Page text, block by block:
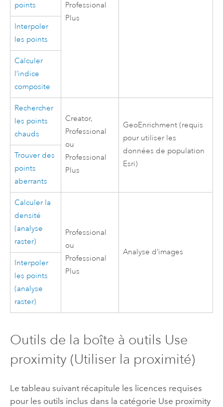
Professional
Plus
points
Interpoler
les points
Calculer
l’indice
composite
Rechercher
les points
chauds
Creator,
Professional
ou
Professional
Plus
GeoEnrichment (requis
pour utiliser les
données de population
Esri)
Trouver des
points
aberrants
Calculer la
densité
(analyse
raster)
Professional
ou
Professional
Plus
Analyse d’images
Interpoler
les points
(analyse
raster)
Outils de la boîte à outils Use
proximity (Utiliser la proximité)
Le tableau suivant récapitule les licences requises
pour les outils inclus dans la catégorie Use proximity